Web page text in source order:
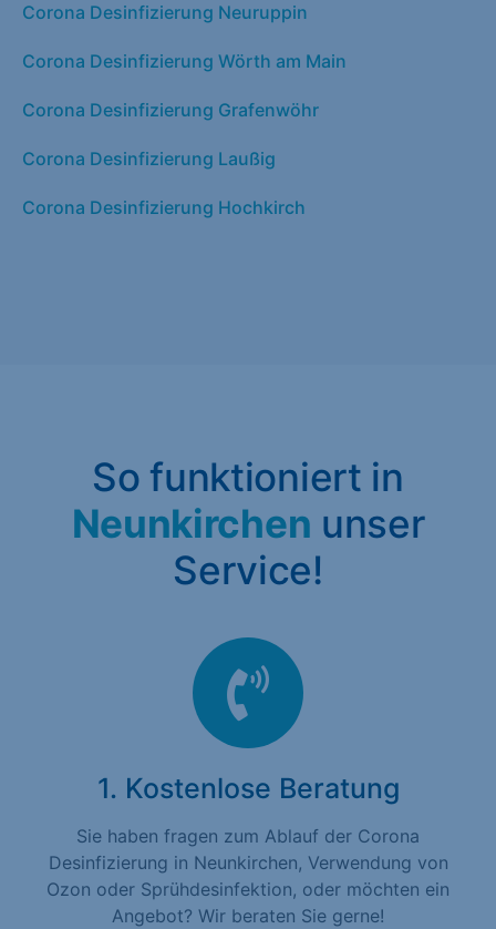
Corona Desinfizierung Neuruppin
Corona Desinfizierung Wörth am Main
Corona Desinfizierung Grafenwöhr
Corona Desinfizierung Laußig
Corona Desinfizierung Hochkirch
So funktioniert in
Neunkirchen unser
Service!
1. Kostenlose Beratung
Sie haben fragen zum Ablauf der Corona
Desinfizierung in Neunkirchen, Verwendung von
Ozon oder Sprühdesinfektion, oder möchten ein
Angebot? Wir beraten Sie gerne!